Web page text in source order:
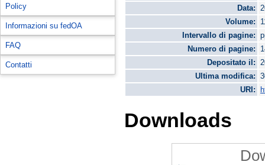
Policy
Informazioni su fedOA
FAQ
Contatti
Data:
Volume:
Intervallo di pagine:
Numero di pagine:
Depositato il:
Ultima modifica:
URI:
Downloads